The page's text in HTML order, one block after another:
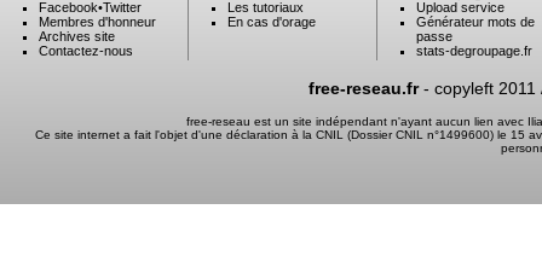
Facebook•Twitter
Membres d'honneur
Archives site
Contactez-nous
Les tutoriaux
En cas d'orage
Upload service
Générateur mots de
passe
stats-degroupage.fr
free-reseau.fr- copyleft 2011
free-reseau est un site indépendant n'ayant aucun lien avec
Ce site internet a fait l'objet d'une déclaration à la CNIL (Dossier CNIL n°1499600) le 15